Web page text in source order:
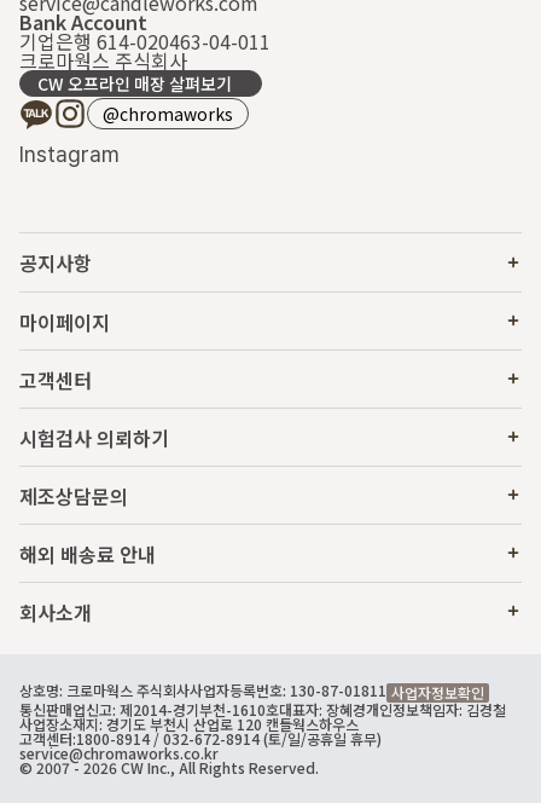
Bank Account
기업은행 614-020463-04-011
크로마웍스 주식회사
CW 오프라인 매장 살펴보기
@chromaworks
Instagram
공지사항
마이페이지
고객센터
시험검사 의뢰하기
제조상담문의
해외 배송료 안내
회사소개
상호명: 크로마웍스 주식회사사업자등록번호: 130-87-01811 사업자정보확인
통신판매업신고: 제2014-경기부천-1610호대표자: 장혜경개인정보책임자: 김경철
사업장소재지: 경기도 부천시 산업로 120 캔들웍스하우스
고객센터:1800-8914/ 032-672-8914 (토/일/공휴일 휴무)
service@chromaworks.co.kr
© 2007 - 2026 CW Inc., All Rights Reserved.